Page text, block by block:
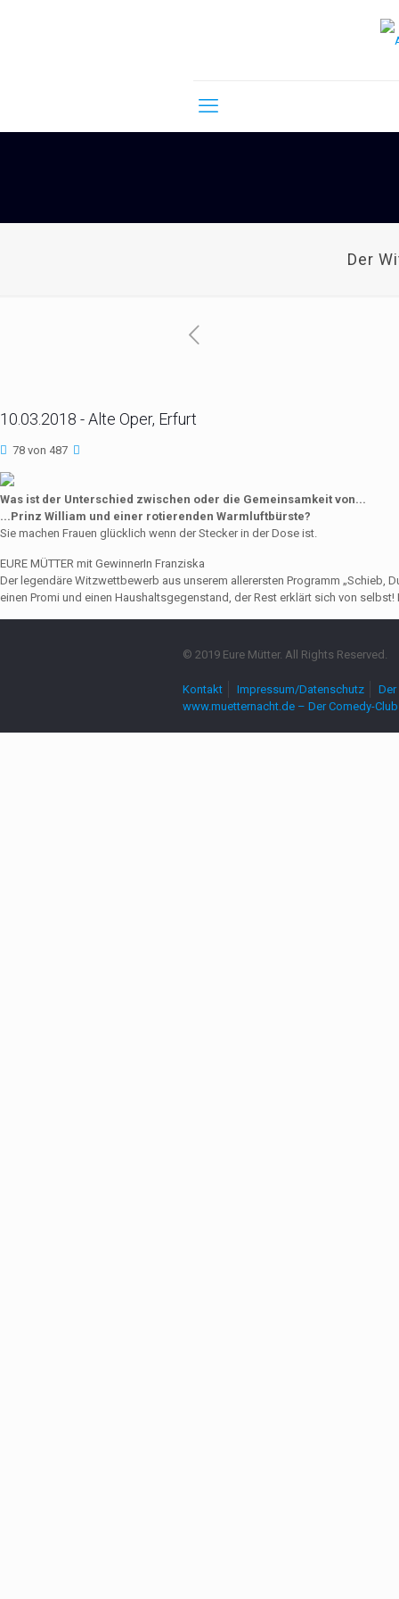
Der
10.03.2018 - Alte Oper, Erfurt
78 von 487
Was ist der Unterschied zwischen oder die Gemeinsamkeit von...
...Prinz William und einer rotierenden Warmluftbürste?
Sie machen Frauen glücklich wenn der Stecker in der Dose ist.
EURE MÜTTER mit GewinnerIn Franziska
Der legendäre Witzwettbewerb aus unserem allerersten Programm „Schieb,
einen Promi und einen Haushaltsgegenstand, der Rest erklärt sich von
© 2019 Eure Mütter. All Rights Reserved.
Kontakt Impressum/Datenschutz
www.muetternacht.de – Der Comedy-Club